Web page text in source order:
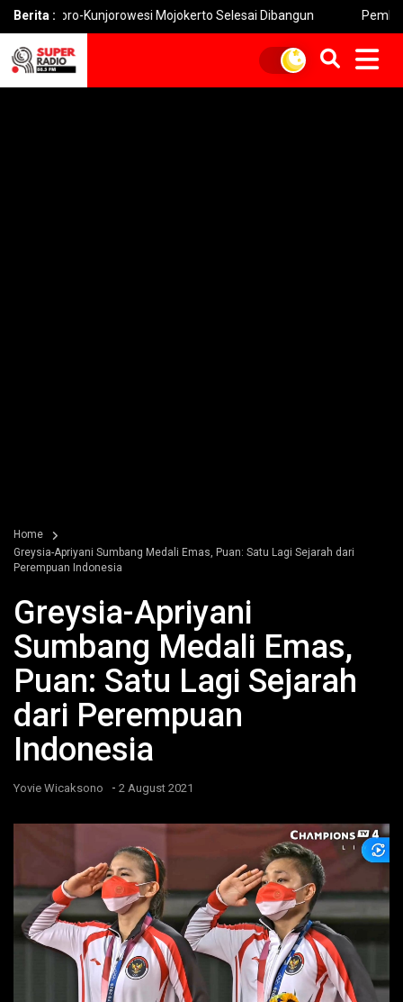
Berita :
Kunjorowesi Mojokerto Selesai Dibangun Pemkot
Home
Greysia-Apriyani Sumbang Medali Emas, Puan: Satu Lagi Sejarah dari
Perempuan Indonesia
Greysia-Apriyani
Sumbang Medali Emas,
Puan: Satu Lagi Sejarah
dari Perempuan
Indonesia
Yovie Wicaksono - 2 August 2021